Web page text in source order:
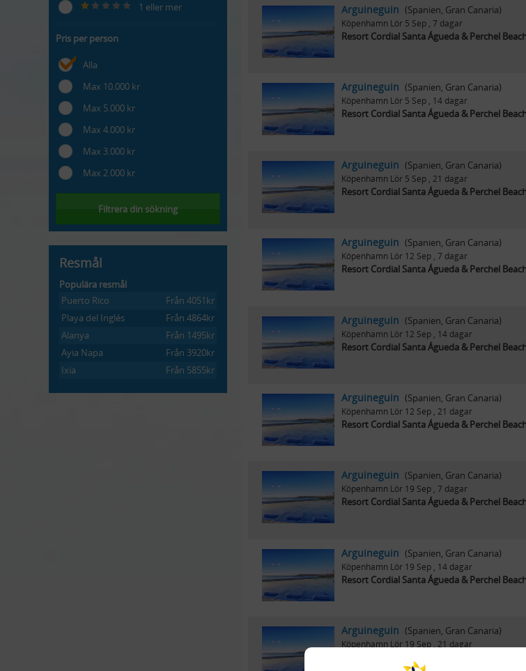
Arguineguin (Spanien, Gran Canaria)
Köpenhamn Lör 5 Sep , 7 dagar
Resort Cordial Santa Águeda & Perchel
Arguineguin (Spanien, Gran Canaria)
Köpenhamn Lör 5 Sep , 14 dagar
Resort Cordial Santa Águeda & Perchel
Arguineguin (Spanien, Gran Canaria)
Köpenhamn Lör 5 Sep , 21 dagar
Resort Cordial Santa Águeda & Perchel
Arguineguin (Spanien, Gran Canaria)
Köpenhamn Lör 12 Sep , 7 dagar
Resort Cordial Santa Águeda & Perchel
Arguineguin (Spanien, Gran Canaria)
Köpenhamn Lör 12 Sep , 14 dagar
Resort Cordial Santa Águeda & Perchel
Arguineguin (Spanien, Gran Canaria)
Köpenhamn Lör 12 Sep , 21 dagar
Resort Cordial Santa Águeda & Perchel
Arguineguin (Spanien, Gran Canaria)
Köpenhamn Lör 19 Sep , 7 dagar
Resort Cordial Santa Águeda & Perchel
Arguineguin (Spanien, Gran Canaria)
Köpenhamn Lör 19 Sep , 14 dagar
Resort Cordial Santa Águeda & Perchel
Arguineguin (Spanien, Gran Canaria)
Köpenhamn Lör 19 Sep , 21 dagar
1 eller mer
Pris per person
Alla
Max 10.000 kr
Max 5.000 kr
Max 4.000 kr
Max 3.000 kr
Max 2.000 kr
Filtrera din sökning
Resmål
Populära resmål
Puerto Rico
Från 4051kr
Playa del Inglés
Från 4864kr
Alanya
Från 1495kr
Ayia Napa
Från 3920kr
Ixia
Från 5855kr